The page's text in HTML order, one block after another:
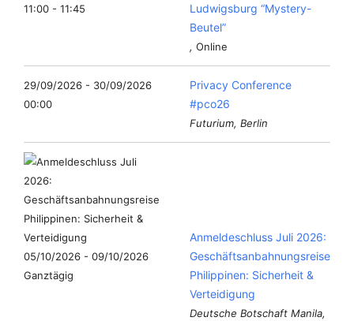
11:00 - 11:45
Ludwigsburg “Mystery-
Beutel”
, Online
29/09/2026 - 30/09/2026
00:00
Privacy Conference
#pco26
Futurium, Berlin
05/10/2026 - 09/10/2026
Ganztägig
Anmeldeschluss Juli 2026:
Geschäftsanbahnungsreise
Philippinen: Sicherheit &
Verteidigung
Deutsche Botschaft Manila,